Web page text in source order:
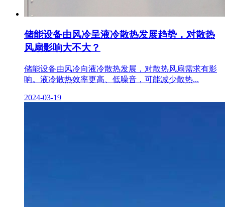
储能设备由风冷呈液冷散热发展趋势，对散热
风扇影响大不大？
储能设备由风冷向液冷散热发展，对散热风扇需求有影
响。液冷散热效率更高、低噪音，可能减少散热...
2024-03-19